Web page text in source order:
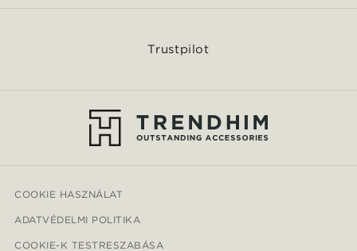
Trustpilot
COOKIE HASZNÁLAT
ADATVÉDELMI POLITIKA
COOKIE-K TESTRESZABÁSA